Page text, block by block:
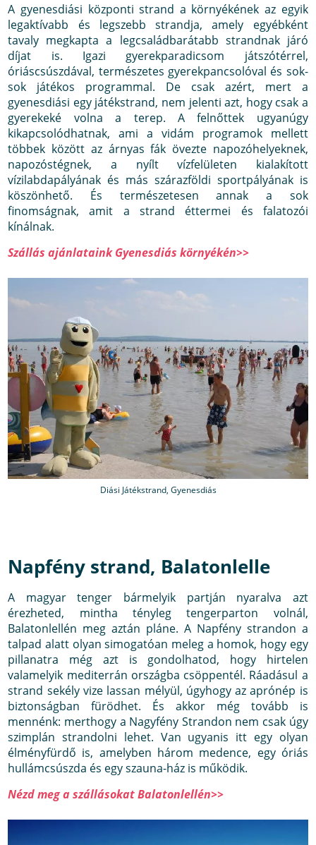
A gyenesdiási központi strand a környékének az egyik
legaktívabb és legszebb strandja, amely egyébként
tavaly megkapta a legcsaládbarátabb strandnak járó
díjat is. Igazi gyerekparadicsom játszótérrel,
óriáscsúszdával, természetes gyerekpancsolóval és sok-
sok játékos programmal. De csak azért, mert a
gyenesdiási egy játékstrand, nem jelenti azt, hogy csak a
gyerekeké volna a terep. A felnőttek ugyanúgy
kikapcsolódhatnak, ami a vidám programok mellett
többek között az árnyas fák övezte napozóhelyeknek,
napozóstégnek, a nyílt vízfelületen kialakított
vízilabdapályának és más szárazföldi sportpályának is
köszönhető. És természetesen annak a sok
finomságnak, amit a strand éttermei és falatozói
kínálnak.
Szállás ajánlataink Gyenesdiás környékén>>
Diási Játékstrand, Gyenesdiás
Napfény strand, Balatonlelle
A magyar tenger bármelyik partján nyaralva azt
érezheted, mintha tényleg tengerparton volnál,
Balatonlellén meg aztán pláne. A Napfény strandon a
talpad alatt olyan simogatóan meleg a homok, hogy egy
pillanatra még azt is gondolhatod, hogy hirtelen
valamelyik mediterrán országba csöppentél. Ráadásul a
strand sekély vize lassan mélyül, úgyhogy az aprónép is
biztonságban fürödhet. És akkor még tovább is
mennénk: merthogy a Nagyfény Strandon nem csak úgy
szimplán strandolni lehet. Van ugyanis itt egy olyan
élményfürdő is, amelyben három medence, egy óriás
hullámcsúszda és egy szauna-ház is működik.
Nézd meg a szállásokat Balatonlellén>>